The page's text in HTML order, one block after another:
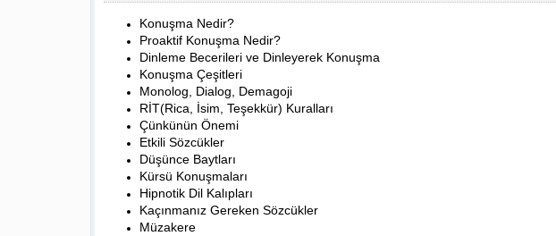
Konuşma Nedir?
Proaktif Konuşma Nedir?
Dinleme Becerileri ve Dinleyerek Konuşma
Konuşma Çeşitleri
Monolog, Dialog, Demagoji
RİT(Rica, İsim, Teşekkür) Kuralları
Çünkünün Önemi
Etkili Sözcükler
Düşünce Baytları
Kürsü Konuşmaları
Hipnotik Dil Kalıpları
Kaçınmanız Gereken Sözcükler
Müzakere